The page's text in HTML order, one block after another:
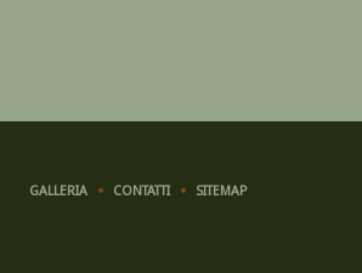
GALLERIA CONTATTI SITEMAP